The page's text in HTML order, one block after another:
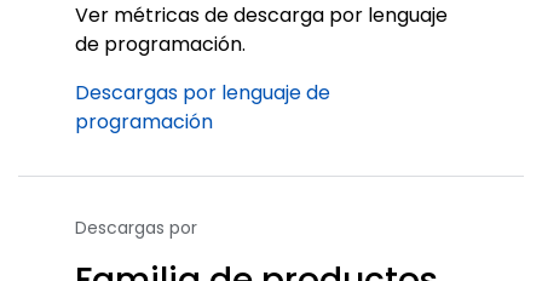
Ver métricas de descarga por lenguaje
de programación.
Descargas por lenguaje de
programación
Descargas por